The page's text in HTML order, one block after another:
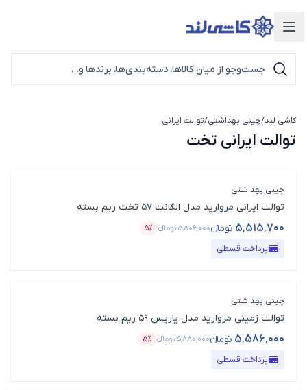
دسته‌بندی محصولات
کاشی لند/چینی بهداشتی/توالت ایرانی
توالت ایرانی تخت
چینی بهداشتی
توالت ایرانی مروارید مدل الگانت 57 تخت ریم بسته
۵٬۵۱۵٬۷۰۰ تومانء۵٬۸۰۶٬۰۰۰تومانء
قیمت محصول
۵٪
درصد تخفیف
پرداخت قسطی
چینی بهداشتی
توالت زمینی مروارید مدل یاریس 59 ریم بسته
۵٬۵۸۶٬۰۰۰ تومانء۵٬۸۸۰٬۰۰۰تومانء
قیمت محصول
۵٪
درصد تخفیف
پرداخت قسطی